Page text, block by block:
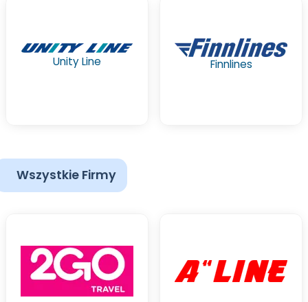
Unity Line Finnlines
Wszystkie Firmy